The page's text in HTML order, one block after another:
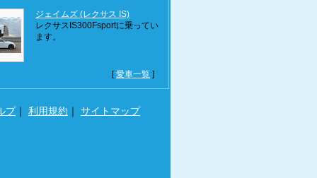
ジェイムズ (レクサス IS)
レクサスIS300Fsportに乗ってい
ます。
[愛車一覧 ]
プ｜ 利用規約 ｜ サイトマップ